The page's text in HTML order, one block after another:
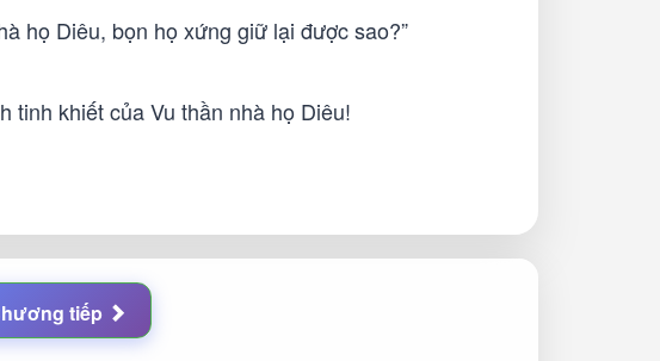
họ Diêu, bọn họ xứng giữ lại được sao?”
tinh khiết của Vu thần nhà họ Diêu!
tiếp